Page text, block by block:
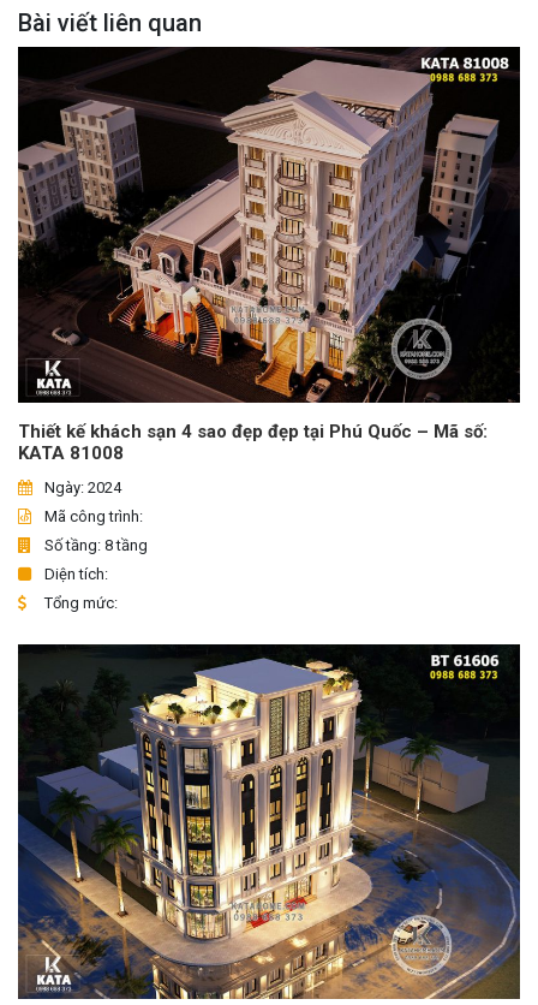
Bài viết liên quan
Thiết kế khách sạn 4 sao đẹp đẹp tại Phú Quốc – Mã số:
KATA 81008
Ngày: 2024
Mã công trình:
Số tầng: 8 tầng
Diện tích:
Tổng mức: